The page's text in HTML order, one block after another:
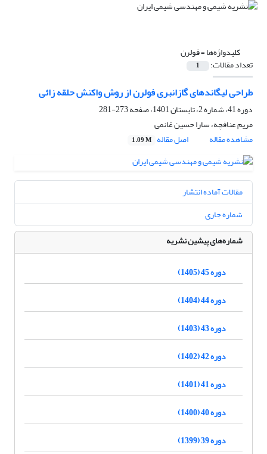
کلیدواژه‌ها =فولرن
تعداد مقالات: 1
طراحی لیگاندهای گازانبری فولرن از روش واکنش حلقه زائی
دوره 41، شماره 2، تابستان 1401، صفحه
273-281
مریم عنافچه، سارا حسین غانمی
مشاهده مقاله
اصل مقاله 1.09 M
مقالات آماده انتشار
شماره جاری
شماره‌های پیشین نشریه
دوره 45 (1405)
دوره 44 (1404)
دوره 43 (1403)
دوره 42 (1402)
دوره 41 (1401)
دوره 40 (1400)
دوره 39 (1399)